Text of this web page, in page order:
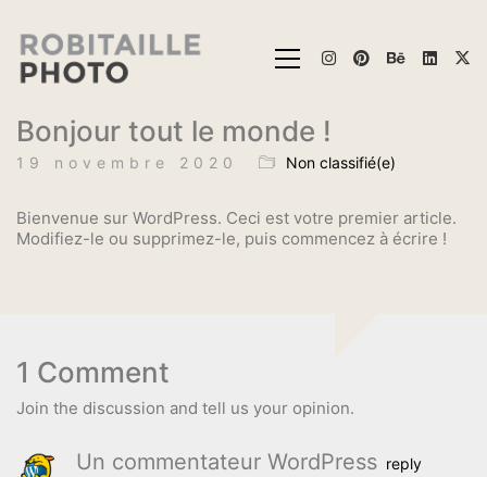
Bonjour tout le monde !
19 novembre 2020 Non classifié(e)
Bienvenue sur WordPress. Ceci est votre premier article.
Modifiez-le ou supprimez-le, puis commencez à écrire !
1 Comment
Join the discussion and tell us your opinion.
Un commentateur WordPress reply